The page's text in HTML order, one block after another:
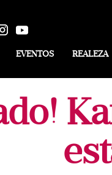
EVENTOS REALEZA